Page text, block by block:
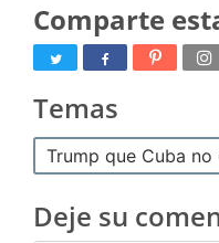
Comparte
Temas
Trump que Cuba
Deje su